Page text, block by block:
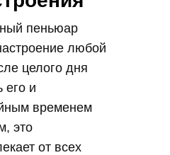
пеньюар
любой
целого дня
его и
временем
это
от всех